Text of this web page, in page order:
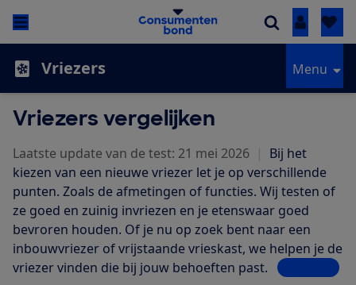
Inloggen
Vriezers Menu
Vriezers vergelijken
Laatste update van de test: 21 mei 2026 | Bij het
kiezen van een nieuwe vriezer let je op verschillende
punten. Zoals de afmetingen of functies. Wij testen of
ze goed en zuinig invriezen en je etenswaar goed
bevroren houden. Of je nu op zoek bent naar een
inbouwvriezer of vrijstaande vrieskast, we helpen je de
vriezer vinden die bij jouw behoeften past. Lees meer